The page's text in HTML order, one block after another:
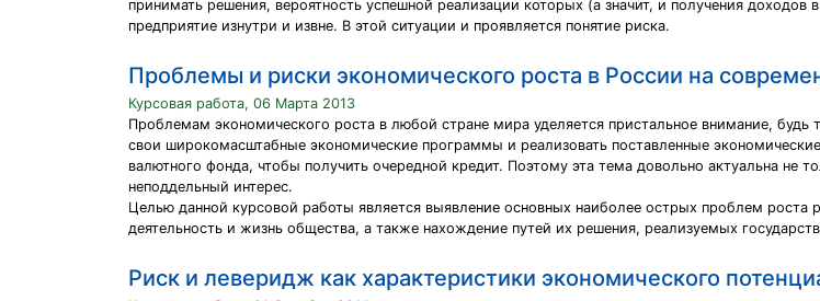
принимать решения, вероятность успешной реализации которых (а значит, и получения
предприятие изнутри и извне. В этой ситуации и проявляется понятие риска.
Проблемы и риски экономического роста в России на
Курсовая работа, 06 Марта 2013
Проблемам экономического роста в любой стране мира уделяется пристальное внимание,
свои широкомасштабные экономические программы и реализовать поставленные
валютного фонда, чтобы получить очередной кредит. Поэтому эта тема довольно актуальна не
неподдельный интерес.
Целью данной курсовой работы является выявление основных наиболее острых проблем
деятельность и жизнь общества, а также нахождение путей их решения, реализуемых
Риск и леверидж как характеристики экономического